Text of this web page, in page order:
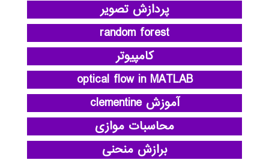
پردازش تصویر
random forest
کامپیوتر
optical flow in MATLAB
آموزش clementine
محاسبات موازی
برازش منحنی